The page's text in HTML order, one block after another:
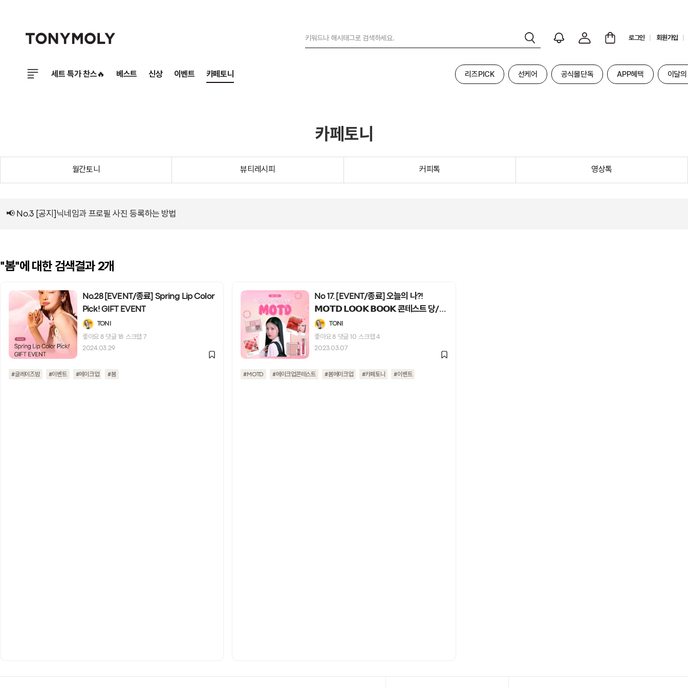
로그인 회원가입
세트 특가 찬스🔥 베스트 신상 이벤트 카페토니 리즈PICK 선케어 공식몰단독 APP혜택 이달
카페토니
월간토니 뷰티레시피 커피톡 영상톡
📢 No.3 [공지]닉네임과 프로필 사진 등록하는 방법
"봄"에 대한 검색결과 2개
No.28 [EVENT/종료] Spring Lip Color
Pick! GIFT EVENT
TONI
좋아요 8 댓글 18 스크랩 7
2024.03.29
#글레이즈밤 #이벤트 #메이크업 #봄
No 17. [EVENT/종료] 오늘의 나?!
𝗠𝗢𝗧𝗗 𝗟𝗢𝗢𝗞 𝗕𝗢𝗢𝗞 콘테스트 당/
첨/발/표
TONI
좋아요8 댓글 10 스크랩4
2023.03.07
#MOTD #메이크업콘테스트 #봄메이크업 #카페토니 #이벤트